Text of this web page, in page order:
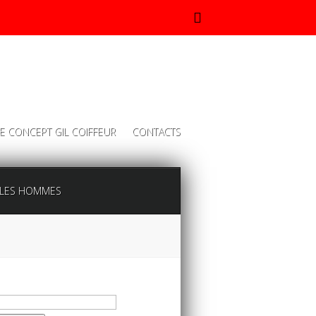
CONCEPT GIL COIFFEUR CONTACTS
LES HOMMES
: